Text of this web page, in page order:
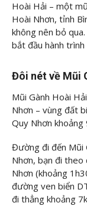
Hoài Hải – một
Hoài Nhơn, tỉnh
không nên bỏ qua.
bắt đầu hành
Đôi nét về Mũi
Mũi Gành Hoài
Nhơn – vùng đất
Quy Nhơn khoảng
Đường đi đến Mũi
Nhơn, bạn đi theo
Nhơn (khoảng
đường ven biển
đi thẳng khoảng